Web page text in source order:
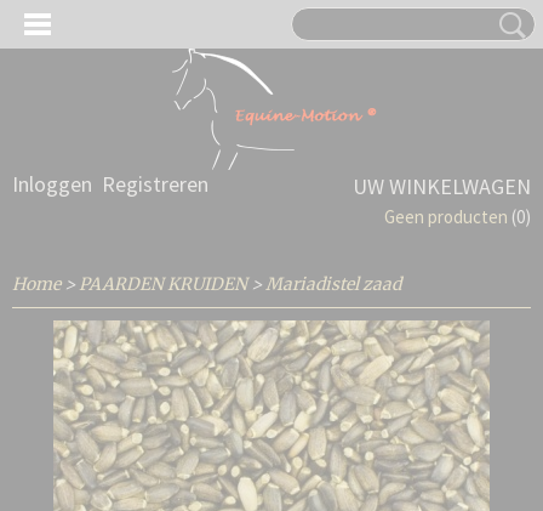
Inloggen Registreren UW WINKELWAGEN
Geen producten (0)
Home> PAARDEN KRUIDEN>Mariadistel zaad